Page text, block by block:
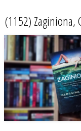
(1152) Zaginiona,